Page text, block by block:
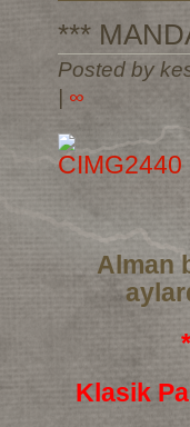
***
Posted by
∞
Alman
Klasik